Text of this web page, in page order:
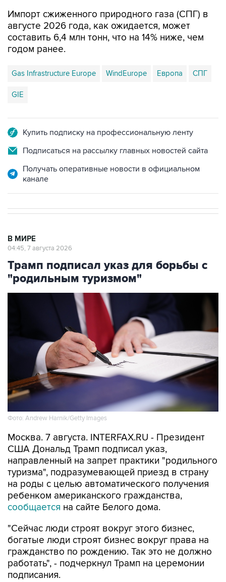
Импорт сжиженного природного газа (СПГ) в
августе 2026 года, как ожидается, может
составить 6,4 млн тонн, что на 14% ниже, чем
годом ранее.
Gas Infrastructure Europe WindEurope Европа СПГ
GIE
Купить подписку на профессиональную ленту
Подписаться на рассылку главных новостей сайта
Получать оперативные новости в официальном
канале
В МИРЕ
04:45, 7 августа 2026
Трамп подписал указ для борьбы с
"родильным туризмом"
Фото: Andrew Harnik/Getty Images
Москва. 7 августа. INTERFAX.RU - Президент
США Дональд Трамп подписал указ,
направленный на запрет практики "родильного
туризма", подразумевающей приезд в страну
на роды с целью автоматического получения
ребенком американского гражданства,
сообщается на сайте Белого дома.
"Сейчас люди строят вокруг этого бизнес,
богатые люди строят бизнес вокруг права на
гражданство по рождению. Так это не должно
работать", - подчеркнул Трамп на церемонии
подписания.